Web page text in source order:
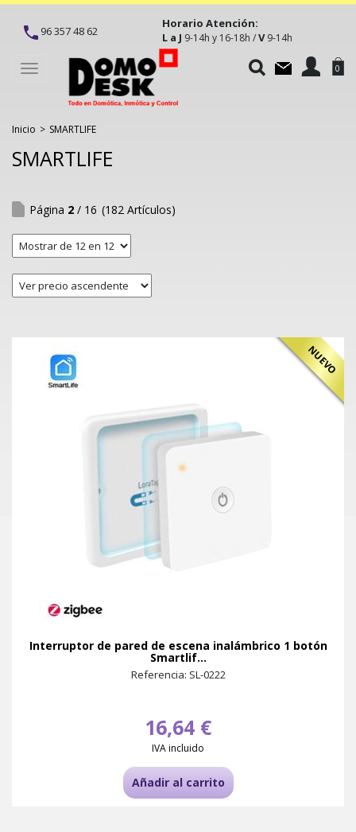
96 357 48 62
Horario Atención:
L a J 9-14h y 16-18h /V9-14h
Toggle
navigation
0
Inicio > SMARTLIFE
SMARTLIFE
Página 2 / 16 (182 Artículos)
NUEVO
Interruptor de pared de escena inalámbrico 1 botón
Smartlif...
Referencia: SL-0222
16,64 €
IVA incluido
Añadir al carrito